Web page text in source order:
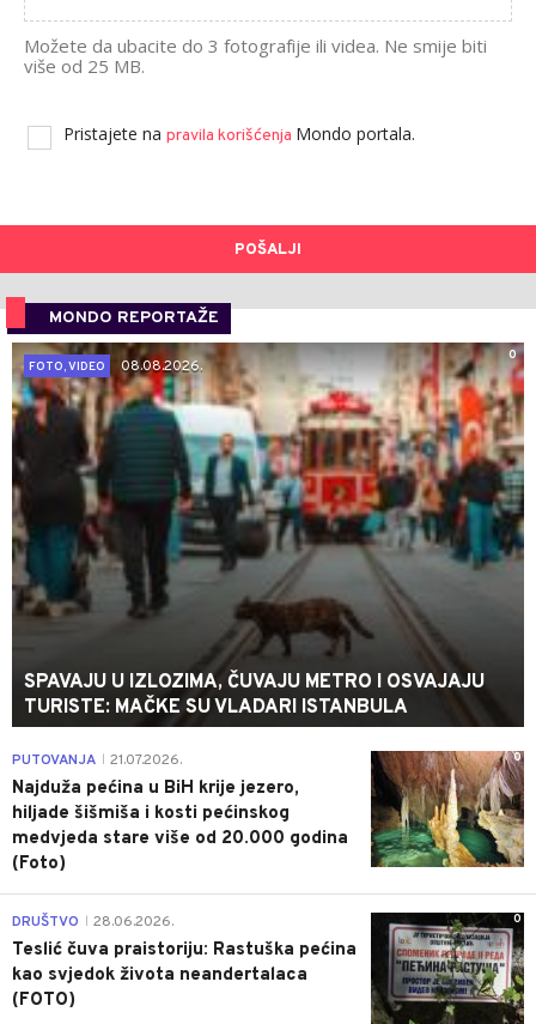
Možete da ubacite do 3 fotografije ili videa. Ne smije biti
više od 25 MB.
Pristajete na pravila korišćenja Mondo portala.
POŠALJI
MONDO REPORTAŽE
0
FOTO, VIDEO
08.08.2026.
SPAVAJU U IZLOZIMA, ČUVAJU METRO I OSVAJAJU
TURISTE: MAČKE SU VLADARI ISTANBULA
0
PUTOVANJA 21.07.2026.
Najduža pećina u BiH krije jezero,
hiljade šišmiša i kosti pećinskog
medvjeda stare više od 20.000 godina
(Foto)
0
DRUŠTVO 28.06.2026.
Teslić čuva praistoriju: Rastuška pećina
kao svjedok života neandertalaca
(FOTO)